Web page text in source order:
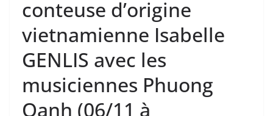
conteuse d’origine
vietnamienne Isabelle
GENLIS avec les
musiciennes Phuong
Oanh (06/11 à